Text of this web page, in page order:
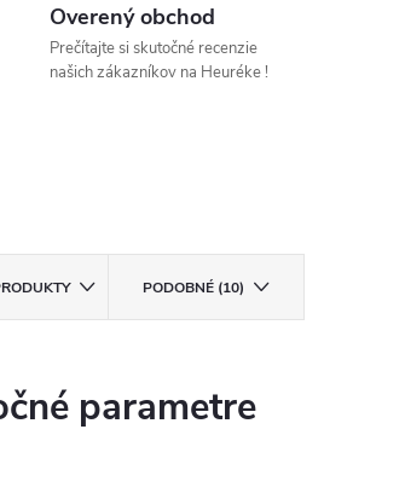
Overený obchod
Prečítajte si skutočné recenzie
našich zákazníkov na Heuréke !
PODOBNÉ (10)
parametre